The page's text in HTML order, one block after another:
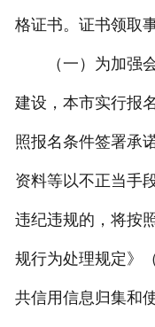
格证书。证书领取
（一）为加强会
建设，本市实行报
照报名条件签署承
资料等以不正当手
违纪违规的，将按
规行为处理规定》
共信用信息归集和